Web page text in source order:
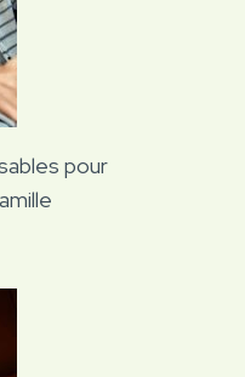
pour